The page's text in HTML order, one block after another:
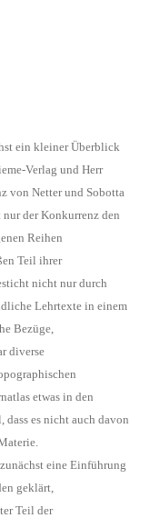
ein kleiner Überblick
Verlag und Herr
von Netter und Sobotta
der Konkurrenz den
Reihen
Teil ihrer
nicht nur durch
Lehrtexte in einem
Bezüge,
diverse
etwas in den
es nicht auch davon
eine Einführung
geklärt,
Teil der